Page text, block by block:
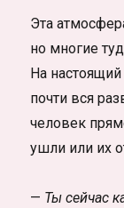
Эта
но многие
На
почти вся
человек
ушли или их
— Ты сейчас